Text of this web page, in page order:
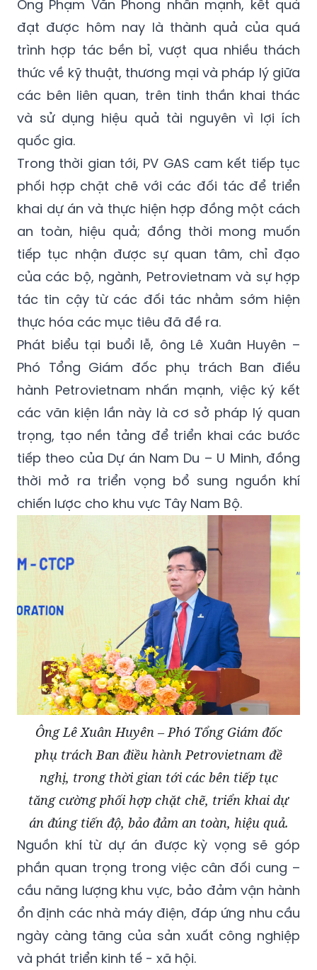
Ông Phạm Văn Phong nhấn mạnh, kết quả
đạt được hôm nay là thành quả của quá
trình hợp tác bền bỉ, vượt qua nhiều thách
thức về kỹ thuật, thương mại và pháp lý giữa
các bên liên quan, trên tinh thần khai thác
và sử dụng hiệu quả tài nguyên vì lợi ích
quốc gia.
Trong thời gian tới, PV GAS cam kết tiếp tục
phối hợp chặt chẽ với các đối tác để triển
khai dự án và thực hiện hợp đồng một cách
an toàn, hiệu quả; đồng thời mong muốn
tiếp tục nhận được sự quan tâm, chỉ đạo
của các bộ, ngành, Petrovietnam và sự hợp
tác tin cậy từ các đối tác nhằm sớm hiện
thực hóa các mục tiêu đã đề ra.
Phát biểu tại buổi lễ, ông Lê Xuân Huyên –
Phó Tổng Giám đốc phụ trách Ban điều
hành Petrovietnam nhấn mạnh, việc ký kết
các văn kiện lần này là cơ sở pháp lý quan
trọng, tạo nền tảng để triển khai các bước
tiếp theo của Dự án Nam Du – U Minh, đồng
thời mở ra triển vọng bổ sung nguồn khí
chiến lược cho khu vực Tây Nam Bộ.
Ông Lê Xuân Huyên – Phó Tổng Giám đốc
phụ trách Ban điều hành Petrovietnam đề
nghị, trong thời gian tới các bên tiếp tục
tăng cường phối hợp chặt chẽ, triển khai dự
án đúng tiến độ, bảo đảm an toàn, hiệu quả.
Nguồn khí từ dự án được kỳ vọng sẽ góp
phần quan trọng trong việc cân đối cung –
cầu năng lượng khu vực, bảo đảm vận hành
ổn định các nhà máy điện, đáp ứng nhu cầu
ngày càng tăng của sản xuất công nghiệp
và phát triển kinh tế - xã hội.